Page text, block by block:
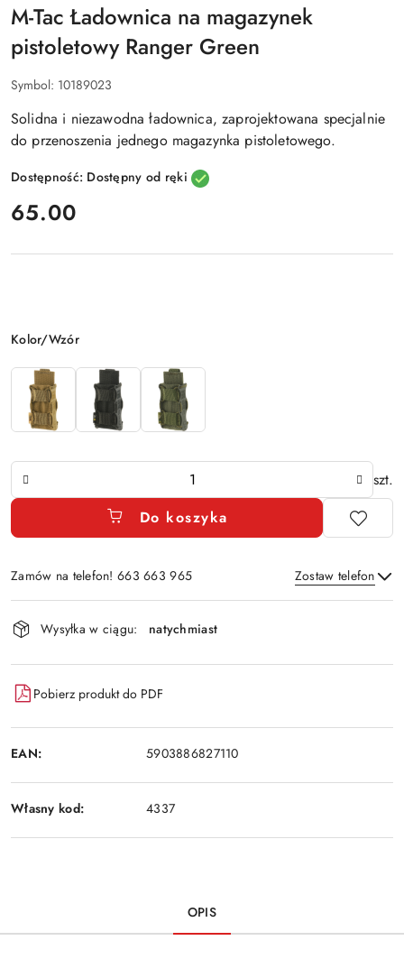
M-Tac Ładownica na magazynek
pistoletowy Ranger Green
Symbol: 10189023
Solidna i niezawodna ładownica, zaprojektowana specjalnie
do przenoszenia jednego magazynka pistoletowego.
Dostępność: Dostępny od ręki
cena:
65.00
Wariant
Kolor/Wzór
Ilość
szt.
Do koszyka
Zamów na telefon! 663 663 965 Zostaw telefon
Dostępność
i
dostawa
Wysyłka w ciągu: natychmiast
Pobierz produkt do PDF
EAN: 5903886827110
Własny kod: 4337
OPIS